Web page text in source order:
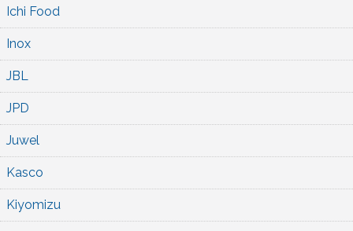
Ichi Food
Inox
JBL
JPD
Juwel
Kasco
Kiyomizu